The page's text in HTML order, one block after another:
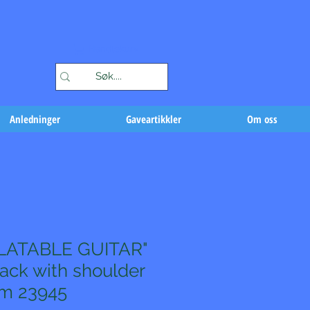
Anledninger Gaveartikkler Om oss
GUITAR"
with shoulder
23945